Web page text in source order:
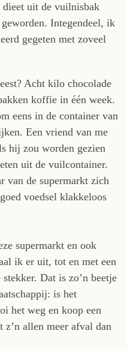
uit de vuilnisbak
Integendeel, ik
gegeten met zoveel
Acht kilo chocolade
koffie in één week.
eens in de container van
Een vriend van me
hij zou worden gezien
uit de vuilcontainer.
van de supermarkt zich
voedsel klakkeloos
supermarkt en ook
ik er uit, tot en met een
Dat is zo’n beetje
is het
het weg en koop een
z’n allen meer afval dan